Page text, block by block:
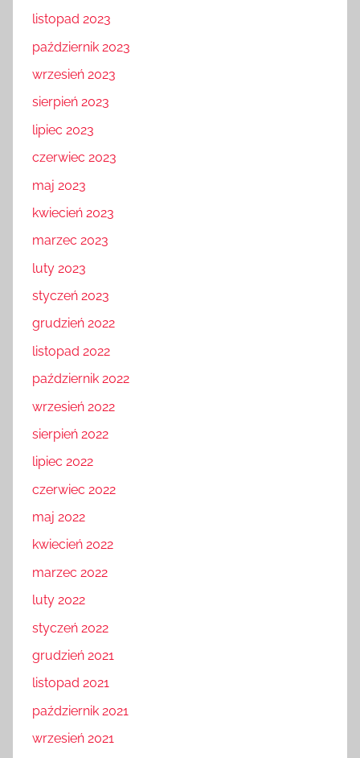
listopad 2023
październik 2023
wrzesień 2023
sierpień 2023
lipiec 2023
czerwiec 2023
maj 2023
kwiecień 2023
marzec 2023
luty 2023
styczeń 2023
grudzień 2022
listopad 2022
październik 2022
wrzesień 2022
sierpień 2022
lipiec 2022
czerwiec 2022
maj 2022
kwiecień 2022
marzec 2022
luty 2022
styczeń 2022
grudzień 2021
listopad 2021
październik 2021
wrzesień 2021